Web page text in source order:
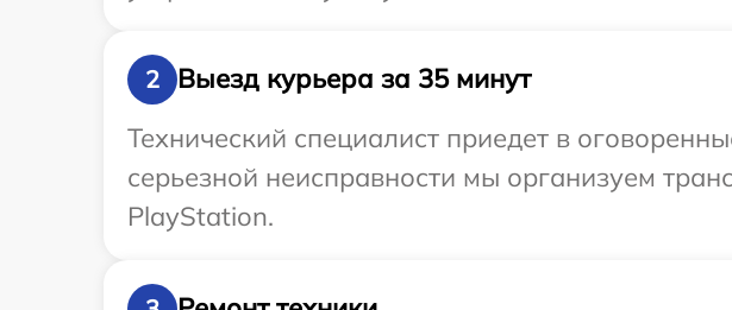
2
Выезд курьера за 35 минут
Технический специалист приедет в
серьезной неисправности мы организуем
PlayStation.